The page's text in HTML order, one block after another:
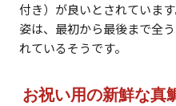
付き）が良いとされていま
姿は、最初から最後まで全
れているそうです。
お祝い用の新鮮な真